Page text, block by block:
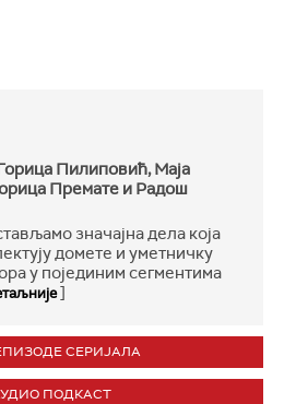
Пилиповић, Маја
Премате и Радош
значајна дела која
домете и уметничку
у појединим сегментима
]
СЕРИЈАЛА
ПОДКАСТ